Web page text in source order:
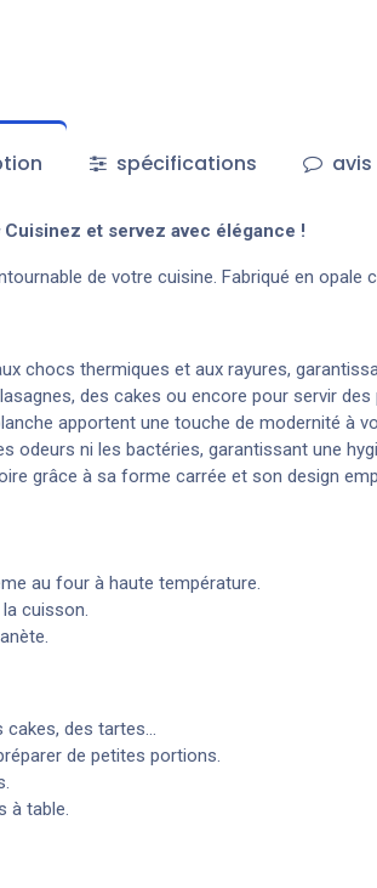
spécifications
et servez avec élégance !
de votre cuisine. Fabriqué en opale
chocs thermiques et aux rayures,
des cakes ou encore pour servir
apportent une touche de modernité à
odeurs ni les bactéries, garantissant une
grâce à sa forme carrée et son design
au four à haute température.
cuisson.
des tartes...
de petites portions.
à table.